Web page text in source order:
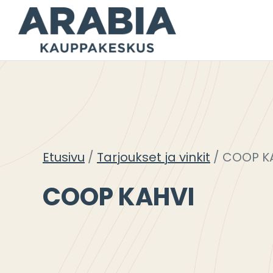
Siirry
sisältöön
Etusivu Tarjoukset ja vinkit COOP
COOP KAHVI